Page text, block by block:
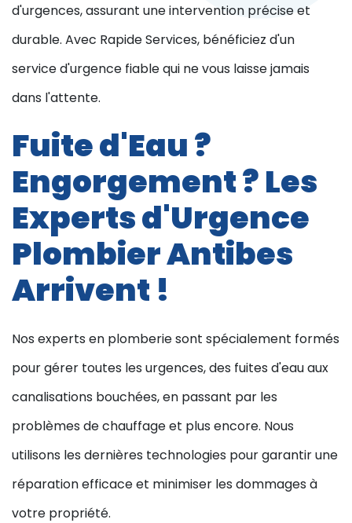
d'urgences, assurant une intervention précise et
durable. Avec Rapide Services, bénéficiez d'un
service d'urgence fiable qui ne vous laisse jamais
dans l'attente.
Fuite d'Eau ?
Engorgement ? Les
Experts d'Urgence
Plombier Antibes
Arrivent !
Nos experts en plomberie sont spécialement formés
pour gérer toutes les urgences, des fuites d'eau aux
canalisations bouchées, en passant par les
problèmes de chauffage et plus encore. Nous
utilisons les dernières technologies pour garantir une
réparation efficace et minimiser les dommages à
votre propriété.